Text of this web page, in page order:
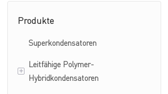
Produkte
Superkondensatoren
+
Leitfähige Polymer-
Hybridkondensatoren